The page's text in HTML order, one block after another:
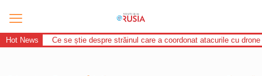
Hot News Ce se știe despre străinul care a coordonat atacurile cu